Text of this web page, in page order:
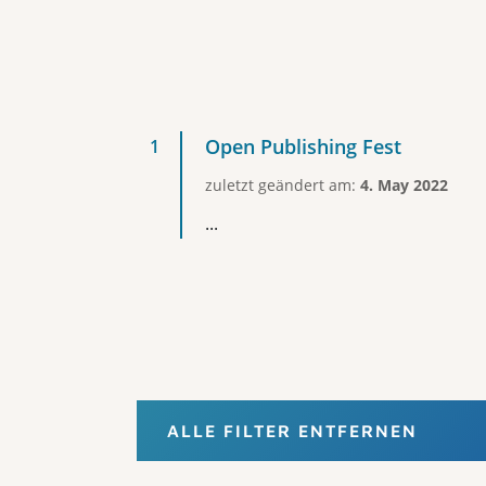
Open Publishing Fest
zuletzt geändert am: 4. May 2022
...
ALLE FILTER ENTFERNEN